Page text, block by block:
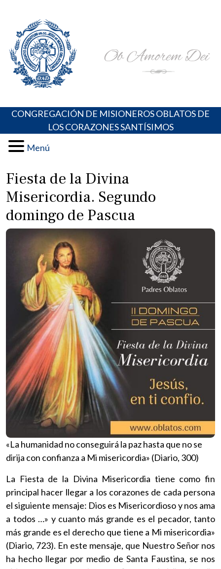
content
Portal de los Padres Oblatos. Advocaciones Marianas,
Oraciones, Música religiosa y más
CONGREGACIÓN DE MISIONEROS OBLATOS DE
LOS CORAZONES SANTÍSIMOS
Menú
Fiesta de la Divina
Misericordia. Segundo
domingo de Pascua
«La humanidad no conseguirá la paz hasta que no se
dirija con confianza a Mi misericordia» (Diario, 300)
La Fiesta de la Divina Misericordia tiene como fin
principal hacer llegar a los corazones de cada persona
el siguiente mensaje: Dios es Misericordioso y nos ama
a todos …» y cuanto más grande es el pecador, tanto
más grande es el derecho que tiene a Mi misericordia»
(Diario, 723). En este mensaje, que Nuestro Señor nos
ha hecho llegar por medio de Santa Faustina, se nos